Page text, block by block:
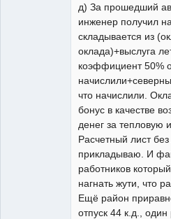
д) За прошедший
инженер получил
складывается из
оклада)+выслуга
коэффициент 50%
что начислили.
бонус в качестве
денег за тепловую
Расчетный лист
прикладываю. И
работников
нагнать жути, что
Ещё район
отпуск 44 к.д., один